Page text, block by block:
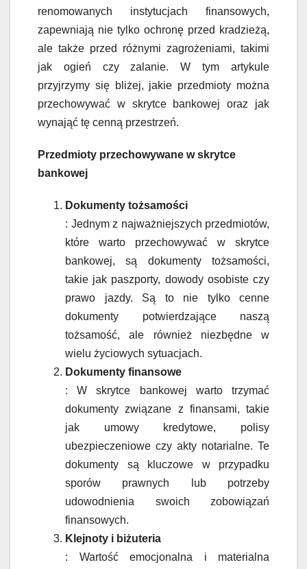
renomowanych instytucjach finansowych,
zapewniają nie tylko ochronę przed kradzieżą,
ale także przed różnymi zagrożeniami, takimi
jak ogień czy zalanie. W tym artykule
przyjrzymy się bliżej, jakie przedmioty można
przechowywać w skrytce bankowej oraz jak
wynająć tę cenną przestrzeń.
Przedmioty przechowywane w skrytce
bankowej
Dokumenty tożsamości
: Jednym z najważniejszych przedmiotów,
które warto przechowywać w skrytce
bankowej, są dokumenty tożsamości,
takie jak paszporty, dowody osobiste czy
prawo jazdy. Są to nie tylko cenne
dokumenty potwierdzające naszą
tożsamość, ale również niezbędne w
wielu życiowych sytuacjach.
Dokumenty finansowe
: W skrytce bankowej warto trzymać
dokumenty związane z finansami, takie
jak umowy kredytowe, polisy
ubezpieczeniowe czy akty notarialne. Te
dokumenty są kluczowe w przypadku
sporów prawnych lub potrzeby
udowodnienia swoich zobowiązań
finansowych.
Klejnoty i biżuteria
: Wartość emocjonalna i materialna